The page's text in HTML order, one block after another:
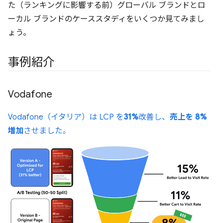
た（ランキングに影響する前）グローバル ブランドとロ
ーカル ブランドのケーススタディをいくつか見てみまし
ょう。
事例紹介
Vodafone
Vodafone（イタリア）は LCP を31%改善し、 売上を 8%
増加させました。